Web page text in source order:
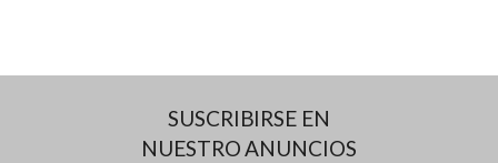
SUSCRIBIRSE EN
NUESTRO ANUNCIOS